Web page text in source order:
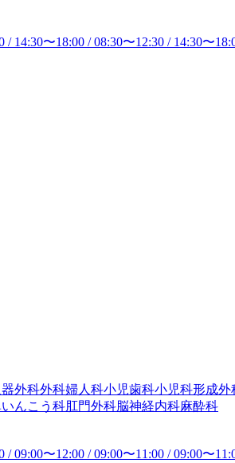
/ 14:30〜18:00 /08:30〜12:30 / 14:30〜
外科外科婦人科小児歯科小児科形成外
んこう科肛門外科脳神経内科麻酔科
/09:00〜12:00 /09:00〜11:00 /09:00〜